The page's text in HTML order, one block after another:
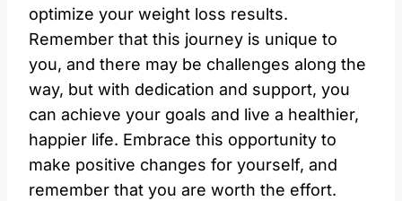
optimize your weight loss results.
Remember ⁣that this journey ‍is unique to
you, and there may be challenges along the
way, but with​ dedication and support, you
can achieve your goals and live a healthier,
happier life. Embrace this opportunity to ​
make positive changes ⁣for yourself, and
remember that you are worth ⁢the effort.